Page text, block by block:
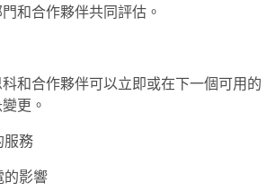
和合作夥伴共同評估。
和合作夥伴可以立即或在下一個可用的
更。
服務
的影響